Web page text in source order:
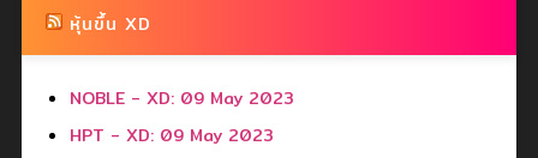
หุ้นขึ้น XD
NOBLE - XD: 09 May 2023
HPT - XD: 09 May 2023